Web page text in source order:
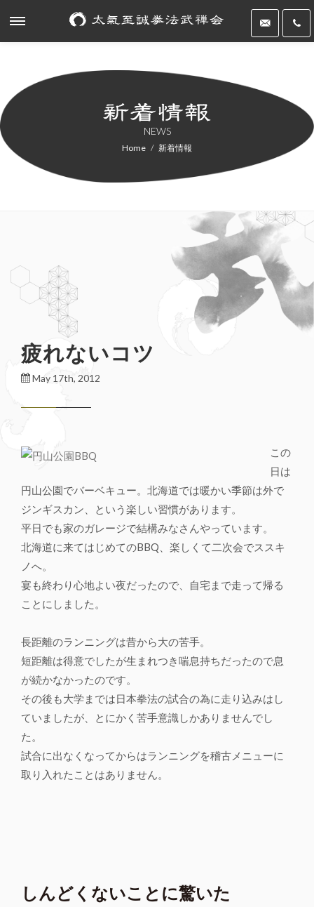
NEWS
Home 新着情報
疲れないコツ
May 17th, 2012
この
日は
円山公園でバーベキュー。北海道では暖かい季節は外で
ジンギスカン、という楽しい習慣があります。
平日でも家のガレージで結構みなさんやっています。
北海道に来てはじめてのBBQ、楽しくて二次会でススキ
ノへ。
宴も終わり心地よい夜だったので、自宅まで走って帰る
ことにしました。
長距離のランニングは昔から大の苦手。
短距離は得意でしたが生まれつき喘息持ちだったので息
が続かなかったのです。
その後も大学までは日本拳法の試合の為に走り込みはし
ていましたが、とにかく苦手意識しかありませんでし
た。
試合に出なくなってからはランニングを稽古メニューに
取り入れたことはありません。
しんどくないことに驚いた